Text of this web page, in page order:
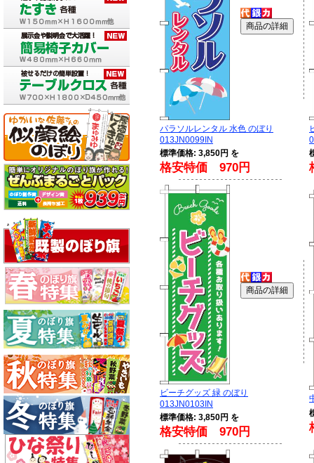
パラソルレンタル 水色 のぼり
013JN0099IN
標準価格: 3,850円 を
格安特価 970円
ビーチグッズ 緑 のぼり
013JN0103IN
標準価格: 3,850円 を
格安特価 970円